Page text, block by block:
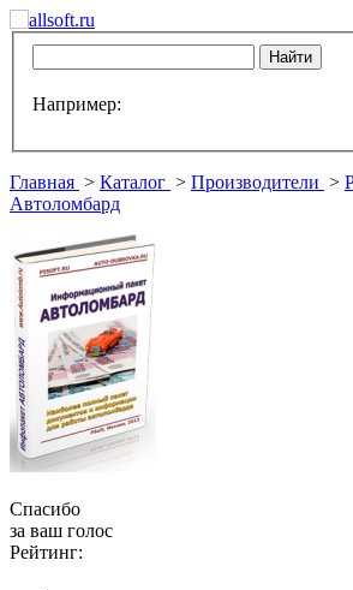
Например:
Главная > Каталог > Производители >
Автоломбард
Спасибо
за ваш голос
Рейтинг: